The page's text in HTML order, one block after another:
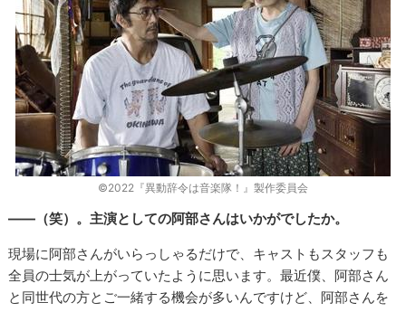
©2022『異動辞令は音楽隊！』製作委員会
――（笑）。主演としての阿部さんはいかがでしたか。
現場に阿部さんがいらっしゃるだけで、キャストもスタッフも
全員の士気が上がっていたように思います。最近僕、阿部さん
と同世代の方とご一緒する機会が多いんですけど、阿部さんを